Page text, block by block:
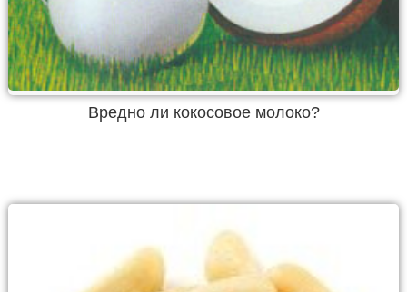
Вредно ли кокосовое молоко?